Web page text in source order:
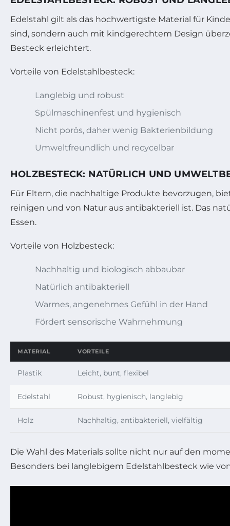
Edelstahl gilt als das hochwertigste Material für
sind, sondern auch mit kindgerechtem Design
Besteck erleichtert.
Vorteile von Edelstahlbesteck:
Langlebig und robust
Spülmaschinenfest und hygienisch
Nicht porös, daher wenig Bakterienbildung
Umweltfreundlich und recycelbar
HOLZBESTECK: NATÜRLICH UND
Für Eltern, die nachhaltige Produkte bevorzugen,
reinigen und von Natur aus antibakteriell ist. Das
Essen.
Vorteile von Holzbesteck:
Nachhaltig und biologisch abbaubar
Natürlich antibakteriell
Warmes, angenehmes Gefühl in der Hand
Fördert sensorische Wahrnehmung
MATERIAL VORTEILE
Plastik Leicht, bunt, flexibel
Edelstahl Robust, hygienisch, langlebig
Holz Nachhaltig, antibakteriell, vielfältig
Die Wahl des Materials sollte nicht nur auf den
Besonders bei langlebigem Edelstahlbesteck wie